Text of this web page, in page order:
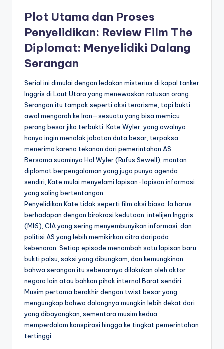
Plot Utama dan Proses
Penyelidikan: Review Film The
Diplomat: Menyelidiki Dalang
Serangan
Serial ini dimulai dengan ledakan misterius di kapal tanker
Inggris di Laut Utara yang menewaskan ratusan orang.
Serangan itu tampak seperti aksi terorisme, tapi bukti
awal mengarah ke Iran—sesuatu yang bisa memicu
perang besar jika terbukti. Kate Wyler, yang awalnya
hanya ingin menolak jabatan duta besar, terpaksa
menerima karena tekanan dari pemerintahan AS.
Bersama suaminya Hal Wyler (Rufus Sewell), mantan
diplomat berpengalaman yang juga punya agenda
sendiri, Kate mulai menyelami lapisan-lapisan informasi
yang saling bertentangan.
Penyelidikan Kate tidak seperti film aksi biasa. Ia harus
berhadapan dengan birokrasi kedutaan, intelijen Inggris
(MI6), CIA yang sering menyembunyikan informasi, dan
politisi AS yang lebih memikirkan citra daripada
kebenaran. Setiap episode menambah satu lapisan baru:
bukti palsu, saksi yang dibungkam, dan kemungkinan
bahwa serangan itu sebenarnya dilakukan oleh aktor
negara lain atau bahkan pihak internal Barat sendiri.
Musim pertama berakhir dengan twist besar yang
mengungkap bahwa dalangnya mungkin lebih dekat dari
yang dibayangkan, sementara musim kedua
memperdalam konspirasi hingga ke tingkat pemerintahan
tertinggi.